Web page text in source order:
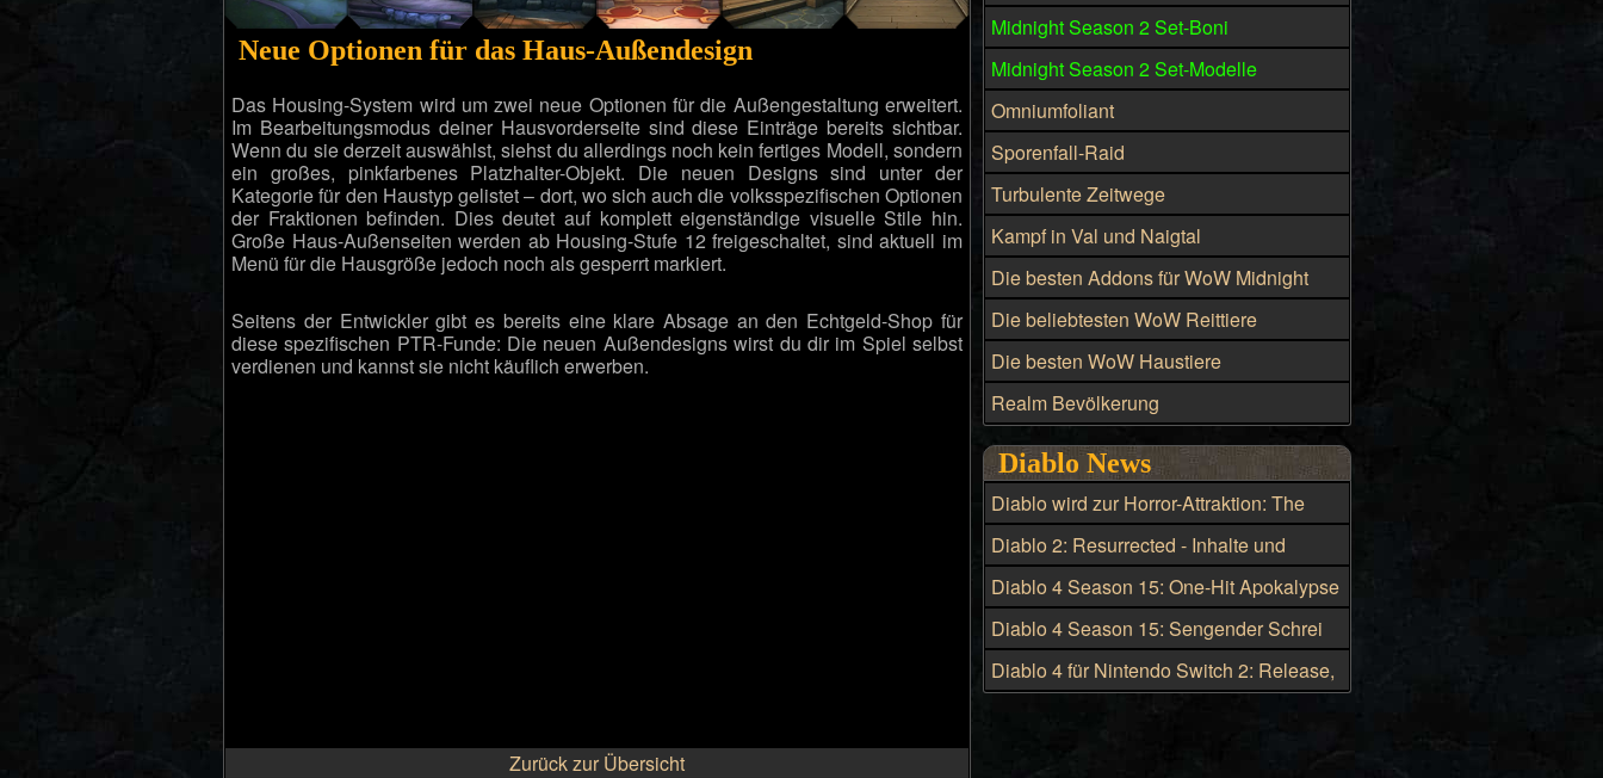
Neue Optionen für das Haus-Außendesign
Das Housing-System wird um zwei neue Optionen für die Außengestaltung erweitert.
Im Bearbeitungsmodus deiner Hausvorderseite sind diese Einträge bereits sichtbar.
Wenn du sie derzeit auswählst, siehst du allerdings noch kein fertiges Modell, sondern
ein großes, pinkfarbenes Platzhalter-Objekt. Die neuen Designs sind unter der
Kategorie für den Haustyp gelistet – dort, wo sich auch die volksspezifischen Optionen
der Fraktionen befinden. Dies deutet auf komplett eigenständige visuelle Stile hin.
Große Haus-Außenseiten werden ab Housing-Stufe 12 freigeschaltet, sind aktuell im
Menü für die Hausgröße jedoch noch als gesperrt markiert.
Seitens der Entwickler gibt es bereits eine klare Absage an den Echtgeld-Shop für
diese spezifischen PTR-Funde: Die neuen Außendesigns wirst du dir im Spiel selbst
verdienen und kannst sie nicht käuflich erwerben.
Zurück zur Übersicht
Midnight Season 2 Set-Boni
Midnight Season 2 Set-Modelle
Omniumfoliant
Sporenfall-Raid
Turbulente Zeitwege
Kampf in Val und Naigtal
Die besten Addons für WoW Midnight
Die beliebtesten WoW Reittiere
Die besten WoW Haustiere
Realm Bevölkerung
Diablo News
Diablo wird zur Horror-Attraktion: The
Infernal Path startet 2026
Diablo 2: Resurrected - Inhalte und
Patchnotes zu Season 15
Diablo 4 Season 15: One-Hit Apokalypse
Build für den Hexenmeister
Diablo 4 Season 15: Sengender Schrei
Build - Die beste Skillung für den
Hexenmeister
Diablo 4 für Nintendo Switch 2: Release,
Preis und Box-Version geleakt